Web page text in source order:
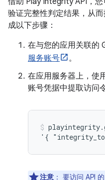
验证完整性判定结果，从
成以下步骤：
在与您的应用关联的
服务账号
。
在应用服务器上，使
账号凭据中提取访问
'{
注意 ： 要访问 API